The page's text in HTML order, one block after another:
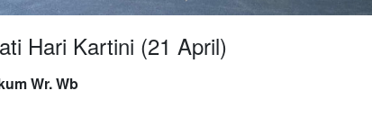
Hari Kartini (21 April)
Wr. Wb